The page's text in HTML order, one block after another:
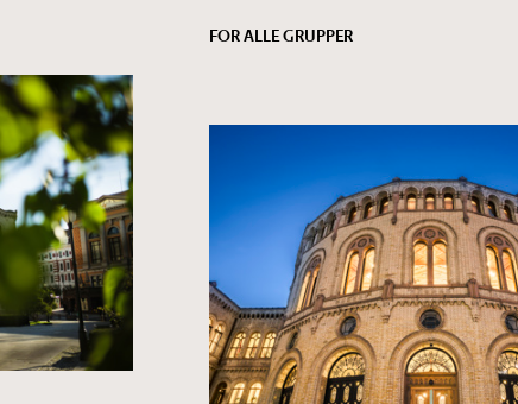
FOR ALLE GRUPPER